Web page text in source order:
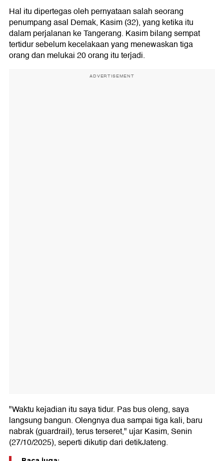
Hal itu dipertegas oleh pernyataan salah seorang
penumpang asal Demak, Kasim (32), yang ketika itu
dalam perjalanan ke Tangerang. Kasim bilang sempat
tertidur sebelum kecelakaan yang menewaskan tiga
orang dan melukai 20 orang itu terjadi.
ADVERTISEMENT
"Waktu kejadian itu saya tidur. Pas bus oleng, saya
langsung bangun. Olengnya dua sampai tiga kali, baru
nabrak (guardrail), terus terseret," ujar Kasim, Senin
(27/10/2025), seperti dikutip dari detikJateng.